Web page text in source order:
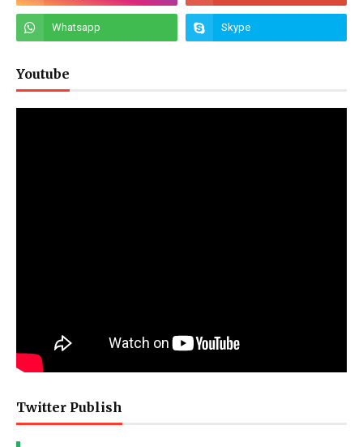
Youtube
Twitter Publish